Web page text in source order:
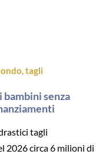
,tagli
senza
tagli
2026 circa 6 milioni di